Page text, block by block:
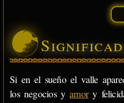
Si en el sueño el valle
los negocios yamory